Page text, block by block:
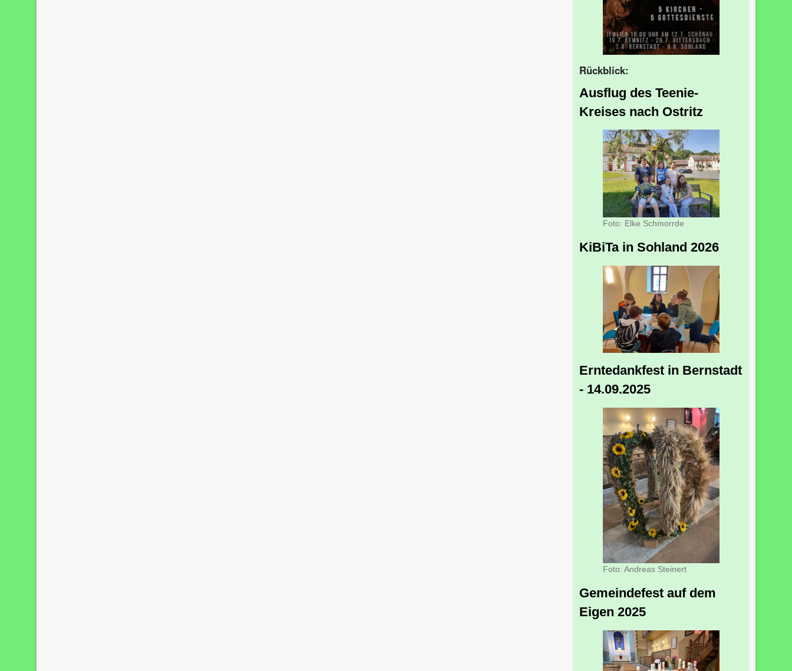
Rückblick:
Ausflug des Teenie-
Kreises nach Ostritz
Foto: Elke Schmorrde
KiBiTa in Sohland 2026
Erntedankfest in Bernstadt
- 14.09.2025
Foto: Andreas Steinert
Gemeindefest auf dem
Eigen 2025